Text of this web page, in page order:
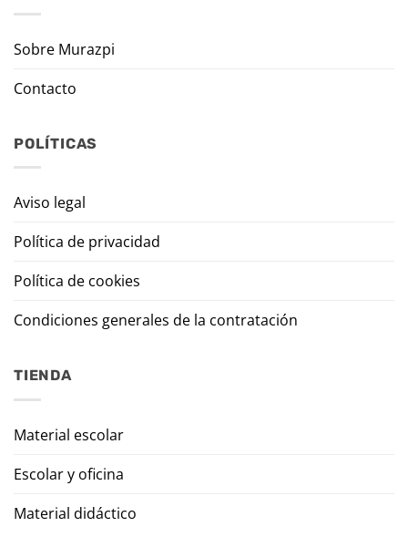
Sobre Murazpi
Contacto
POLÍTICAS
Aviso legal
Política de privacidad
Política de cookies
Condiciones generales de la contratación
TIENDA
Material escolar
Escolar y oficina
Material didáctico